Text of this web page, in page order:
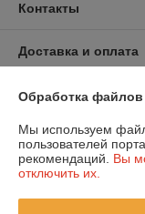
Контакты
Доставка и оплата
График работы
Полная версия
Политика
Обработка
Мы используем
пользователей
рекомендаций. Вы
отключить их.